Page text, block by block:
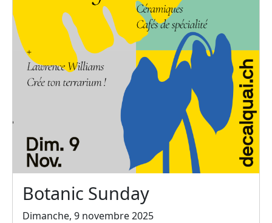
Botanic Sunday
Dimanche, 9 novembre 2025